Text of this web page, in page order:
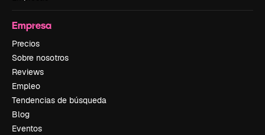
Empresa
Precios
Sobre nosotros
Reviews
Empleo
Tendencias de búsqueda
Blog
Eventos